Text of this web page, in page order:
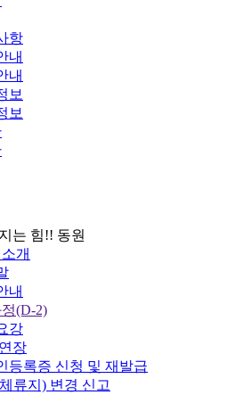
항
내
내
보
보
는 힘!! 동원
개
내
(D-2)
강
장
등록증 신청 및 재발급
류지) 변경 신고